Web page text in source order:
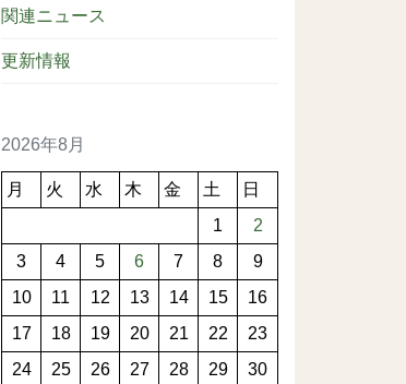
関連ニュース
更新情報
2026年8月
月 火 水 木 金 土
日
1
2
3
4 5 6 7 8
9
10
11 12 13 14 15
16
17
18 19 20 21 22
23
24
25 26 27 28 29
30